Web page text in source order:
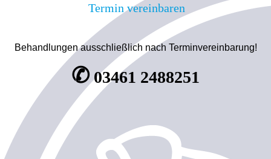
Termin vereinbaren
Behandlungen ausschließlich nach Terminvereinbarung!
✆03461 2488251